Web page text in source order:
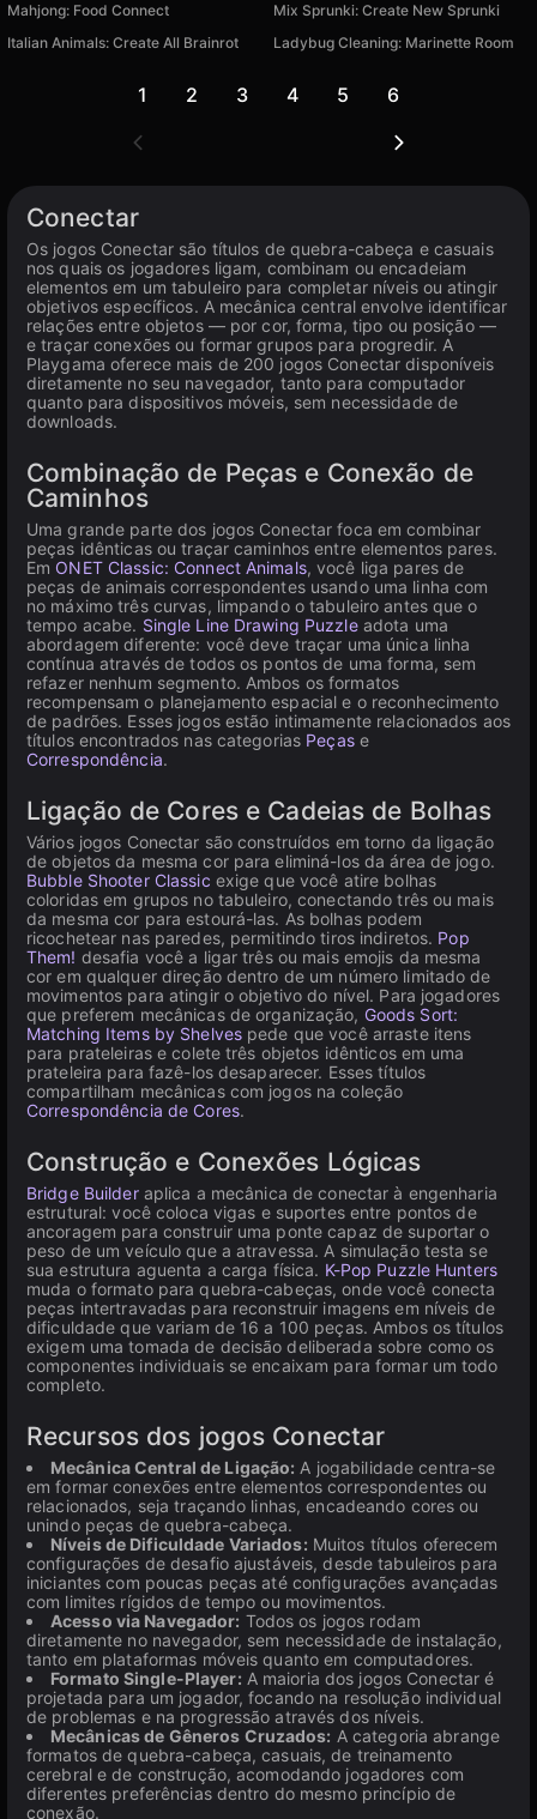
Mahjong: Food Connect
Mix Sprunki: Create New Sprunki
Italian Animals: Create All Brainrot
Ladybug Cleaning: Marinette Room
1 2 3 4 5 6
Conectar
Os jogos Conectar são títulos de quebra-cabeça e casuais
nos quais os jogadores ligam, combinam ou encadeiam
elementos em um tabuleiro para completar níveis ou atingir
objetivos específicos. A mecânica central envolve identificar
relações entre objetos — por cor, forma, tipo ou posição —
e traçar conexões ou formar grupos para progredir. A
Playgama oferece mais de 200 jogos Conectar disponíveis
diretamente no seu navegador, tanto para computador
quanto para dispositivos móveis, sem necessidade de
downloads.
Combinação de Peças e Conexão de
Caminhos
Uma grande parte dos jogos Conectar foca em combinar
peças idênticas ou traçar caminhos entre elementos pares.
Em ONET Classic: Connect Animals, você liga pares de
peças de animais correspondentes usando uma linha com
no máximo três curvas, limpando o tabuleiro antes que o
tempo acabe. Single Line Drawing Puzzleadota uma
abordagem diferente: você deve traçar uma única linha
contínua através de todos os pontos de uma forma, sem
refazer nenhum segmento. Ambos os formatos
recompensam o planejamento espacial e o reconhecimento
de padrões. Esses jogos estão intimamente relacionados aos
títulos encontrados nas categorias Peçase
Correspondência.
Ligação de Cores e Cadeias de Bolhas
Vários jogos Conectar são construídos em torno da ligação
de objetos da mesma cor para eliminá-los da área de jogo.
Bubble Shooter Classic exige que você atire bolhas
coloridas em grupos no tabuleiro, conectando três ou mais
da mesma cor para estourá-las. As bolhas podem
ricochetear nas paredes, permitindo tiros indiretos. Pop
Them! desafia você a ligar três ou mais emojis da mesma
cor em qualquer direção dentro de um número limitado de
movimentos para atingir o objetivo do nível. Para jogadores
que preferem mecânicas de organização, Goods Sort:
Matching Items by Shelves pede que você arraste itens
para prateleiras e colete três objetos idênticos em uma
prateleira para fazê-los desaparecer. Esses títulos
compartilham mecânicas com jogos na coleção
Correspondência de Cores.
Construção e Conexões Lógicas
Bridge Builderaplica a mecânica de conectar à engenharia
estrutural: você coloca vigas e suportes entre pontos de
ancoragem para construir uma ponte capaz de suportar o
peso de um veículo que a atravessa. A simulação testa se
sua estrutura aguenta a carga física. K-Pop Puzzle Hunters
muda o formato para quebra-cabeças, onde você conecta
peças intertravadas para reconstruir imagens em níveis de
dificuldade que variam de 16 a 100 peças. Ambos os títulos
exigem uma tomada de decisão deliberada sobre como os
componentes individuais se encaixam para formar um todo
completo.
Recursos dos jogos Conectar
Mecânica Central de Ligação: A jogabilidade centra-se
em formar conexões entre elementos correspondentes ou
relacionados, seja traçando linhas, encadeando cores ou
unindo peças de quebra-cabeça.
Níveis de Dificuldade Variados: Muitos títulos oferecem
configurações de desafio ajustáveis, desde tabuleiros para
iniciantes com poucas peças até configurações avançadas
com limites rígidos de tempo ou movimentos.
Acesso via Navegador: Todos os jogos rodam
diretamente no navegador, sem necessidade de instalação,
tanto em plataformas móveis quanto em computadores.
Formato Single-Player: A maioria dos jogos Conectar é
projetada para um jogador, focando na resolução individual
de problemas e na progressão através dos níveis.
Mecânicas de Gêneros Cruzados: A categoria abrange
formatos de quebra-cabeça, casuais, de treinamento
cerebral e de construção, acomodando jogadores com
diferentes preferências dentro do mesmo princípio de
conexão.